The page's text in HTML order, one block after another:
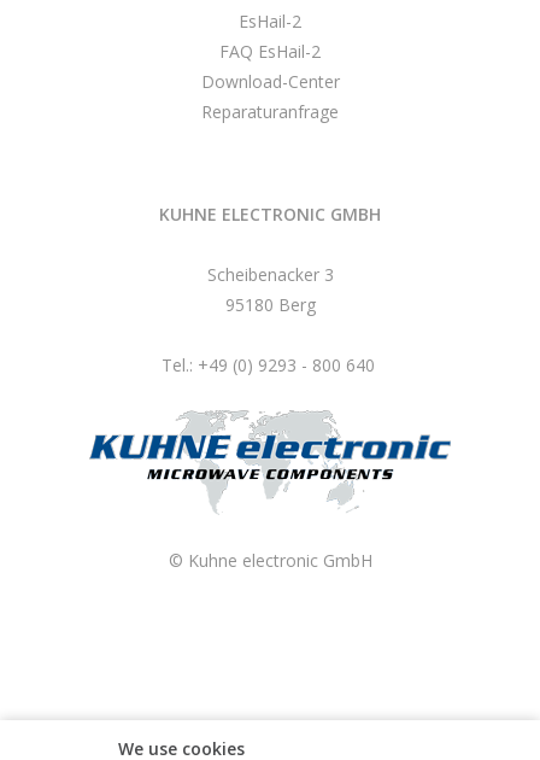
EsHail-2
FAQ EsHail-2
Download-Center
Reparaturanfrage
KUHNE ELECTRONIC GMBH
Scheibenacker 3
95180 Berg
Tel.: +49 (0) 9293 - 800 640
© Kuhne electronic GmbH
We use cookies